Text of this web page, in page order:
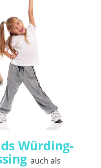
Würding-
auch als